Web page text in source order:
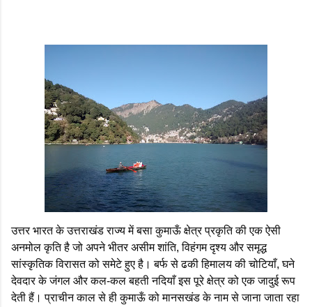
उत्तर भारत के उत्तराखंड राज्य में बसा कुमाऊँ क्षेत्र प्रकृति की एक ऐसी
अनमोल कृति है जो अपने भीतर असीम शांति, विहंगम दृश्य और समृद्ध
सांस्कृतिक विरासत को समेटे हुए है। बर्फ से ढकी हिमालय की चोटियाँ, घने
देवदार के जंगल और कल-कल बहती नदियाँ इस पूरे क्षेत्र को एक जादुई रूप
देती हैं। प्राचीन काल से ही कुमाऊँ को मानसखंड के नाम से जाना जाता रहा